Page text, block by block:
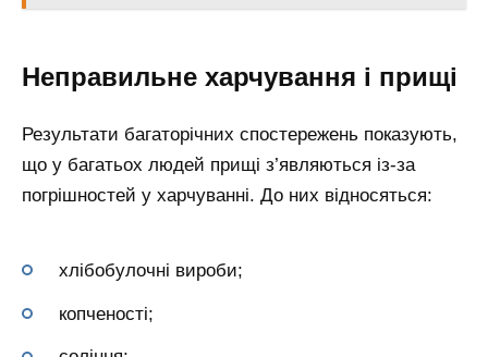
Неправильне харчування і прищі
Результати багаторічних спостережень показують,
що у багатьох людей прищі з’являються із-за
погрішностей у харчуванні. До них відносяться:
хлібобулочні вироби;
копченості;